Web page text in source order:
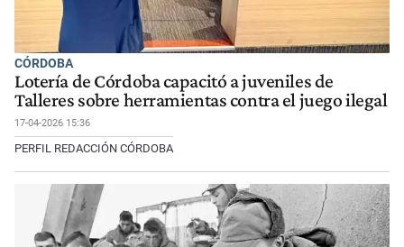
CÓRDOBA
Lotería de Córdoba capacitó a juveniles de
Talleres sobre herramientas contra el juego ilegal
17-04-2026 15:36
PERFIL REDACCIÓN CÓRDOBA